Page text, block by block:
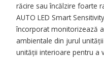
răcire sau încălzire foarte
AUTO LED Smart
încorporat monitorizează
ambientale din jurul
unității interioare pentru a